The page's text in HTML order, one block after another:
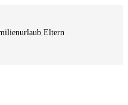
Eltern